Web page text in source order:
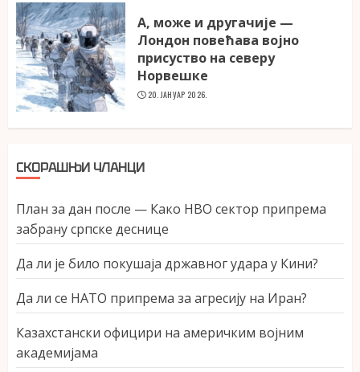
А, може и другачије —
Лондон повећава војно
присуство на северу
Норвешке
20. ЈАНУАР 2026.
СКОРАШЊИ ЧЛАНЦИ
План за дан после — Како НВО сектор припрема
забрану српске деснице
Да ли је било покушаја државног удара у Кини?
Да ли се НАТО припрема за агресију на Иран?
Казахстански официри на америчким војним
академијама